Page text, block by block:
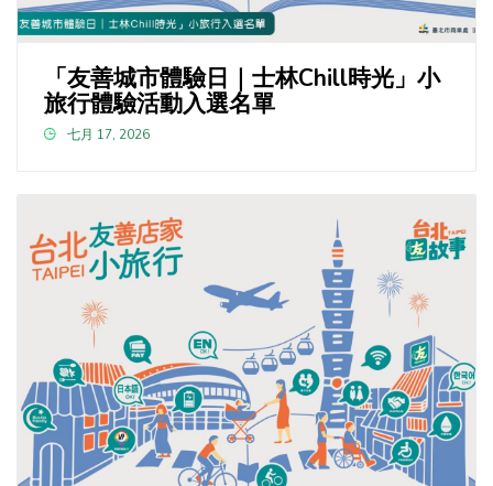
「友善城市體驗日｜士林Chill時光」小
旅行體驗活動入選名單
七月 17, 2026